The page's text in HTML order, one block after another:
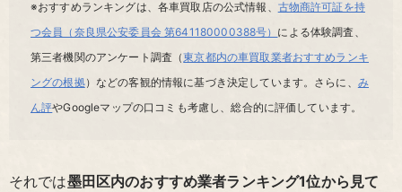
※おすすめランキングは、各車買取店の公式情報、 古物商許可証を持
つ会員（奈良県公安委員会 第641180000388号） による体験調査、
第三者機関のアンケート調査（東京都内の車買取業者おすすめランキ
ングの根拠）などの客観的情報に基づき決定しています。さらに、 み
ん評やGoogleマップの口コミも考慮し、総合的に評価しています。
それでは墨田区内のおすすめ業者ランキング1位から見て